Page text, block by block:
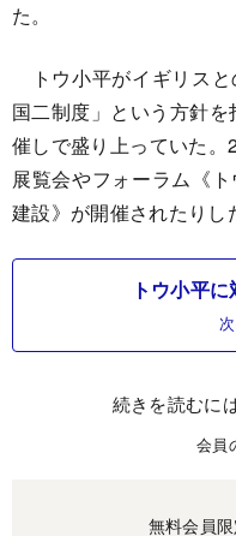
た。
トウ小平がイギリスと
国二制度」という方針
催しで盛り上っていた
展覧会やフォーラム《
建設》が開催されたりし
トウ小平
続きを読むに
会員
無料会員